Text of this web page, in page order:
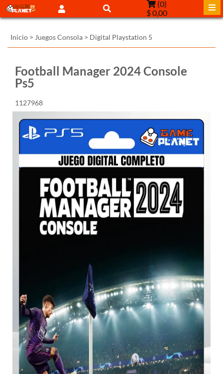
(0)
$ 0,00
Inicio > Juegos Consola > Digital Playstation 5
Football Manager 2024 Console
Ps5
1127968